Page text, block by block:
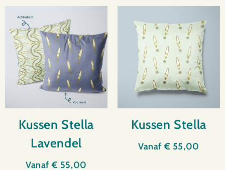
Kussen Stella
Lavendel
Vanaf€ 55,00
Kussen Stella
Vanaf€ 55,00